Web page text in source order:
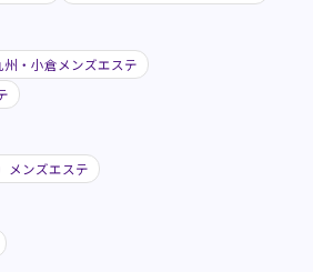
州・小倉メンズエステ
メンズエステ